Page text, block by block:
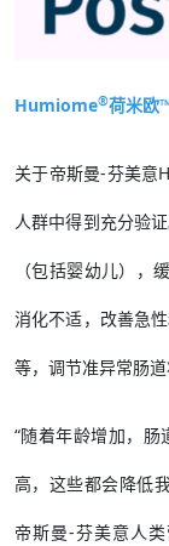
Humiome®荷米欧
关于帝斯曼-芬美意
人群中得到充分验
（包括婴幼儿），
消化不适，改善急
等，调节准异常肠
“随着年龄增加，
高，这些都会降低
帝斯曼-芬美意人